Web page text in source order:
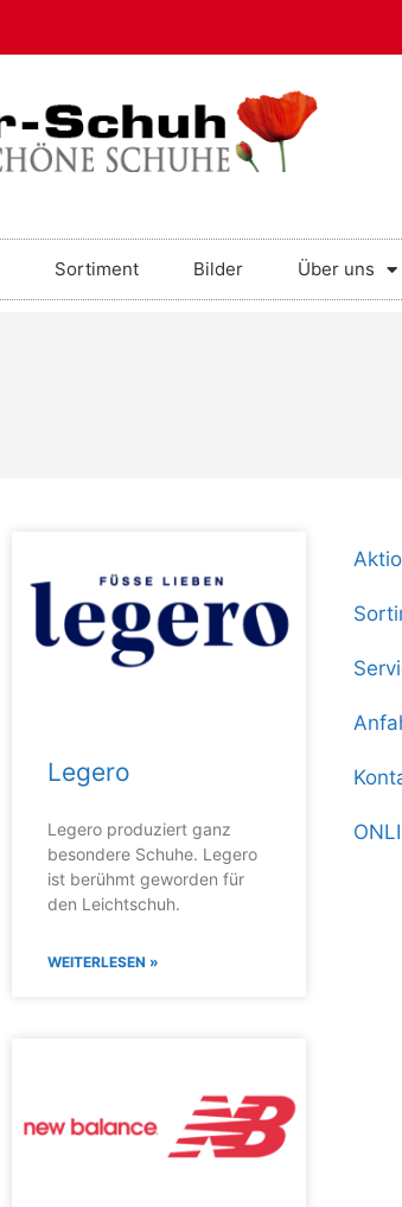
Sortiment Bilder Über uns
Legero
Legero produziert ganz
besondere Schuhe. Legero
ist berühmt geworden für
den Leichtschuh.
WEITERLESEN »